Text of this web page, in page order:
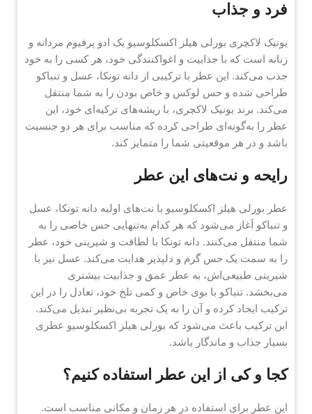
فرد و جذاب
یونیک لاکچری بورلی هیلز اکسکلوسیو یک ادو پرفیوم مردانه و
زنانه است که با جذابیت و اغواکنندگی خود، هر کسی را به خود
جذب می‌کند. این عطر با ترکیبی از دانه تونکا، عسل و تنباکو
طراحی شده و حس لوکس و خاص بودن را به شما منتقل
می‌کند. برند یونیک لاکچری، با ریشه‌های ترکیه‌ای خود، این
عطر را به‌گونه‌ای طراحی کرده که مناسب برای هر دو جنسیت
باشد و در هر موقعیتی شما را متمایز کند.
رایحه و نت‌های این عطر
عطر بورلی هیلز اکسکلوسیو با نت‌های اولیه دانه تونکا، عسل
و تنباکو آغاز می‌شود که هر کدام به‌تنهایی حس خاصی را به
شما منتقل می‌کنند. دانه تونکا با لطافت و شیرینی خود، عطر
را به سمت یک حس گرم و دلپذیر هدایت می‌کند. عسل نیز با
شیرینی طبیعی‌اش، به عطر عمق و جذابیت بیشتری
می‌بخشد. تنباکو با بوی خاص و کمی تلخ خود، تعادل را در این
ترکیب ایجاد کرده و آن را به یک تجربه بی‌نظیر تبدیل می‌کند.
این ترکیب باعث می‌شود که بورلی هیلز اکسکلوسیو عطری
بسیار جذاب و ماندگار باشد.
کجا و کی از این عطر استفاده کنیم؟
این عطر برای استفاده در هر زمان و مکانی مناسب است.